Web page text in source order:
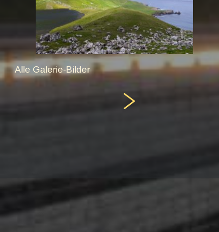
Alle Galerie-Bilder